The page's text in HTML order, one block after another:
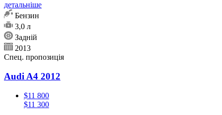
детальніше
Бензин
3,0 л
Задній
2013
Спец. пропозиція
Audi A4 2012
$11 800
$11 300